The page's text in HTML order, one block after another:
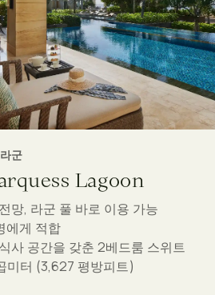
군
Lagoon
망, 라군 풀 바로 이용 가능
에게 적합
사 공간을 갖춘 2베드룸 스위트
미터 (3,627 평방피트)